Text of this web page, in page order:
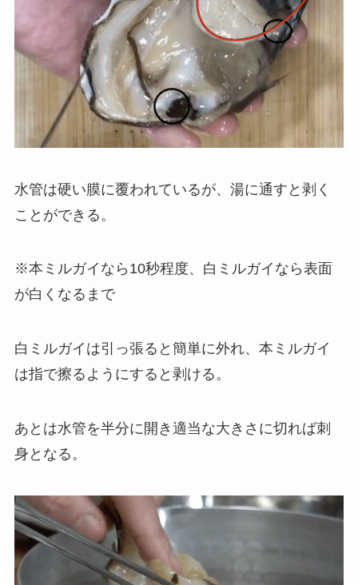
水管は硬い膜に覆われているが、湯に通すと剥く
ことができる。
※本ミルガイなら10秒程度、白ミルガイなら表面
が白くなるまで
白ミルガイは引っ張ると簡単に外れ、本ミルガイ
は指で擦るようにすると剥ける。
あとは水管を半分に開き適当な大きさに切れば刺
身となる。